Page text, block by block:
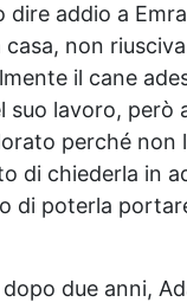
addio a
non
il cane
suo lavoro, però
perché non
di chiederla in
di poterla
due anni,